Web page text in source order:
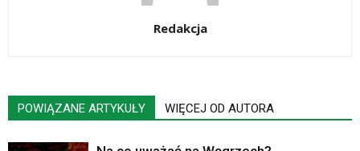
Redakcja
POWIĄZANE ARTYKUŁY WIĘCEJ OD AUTORA